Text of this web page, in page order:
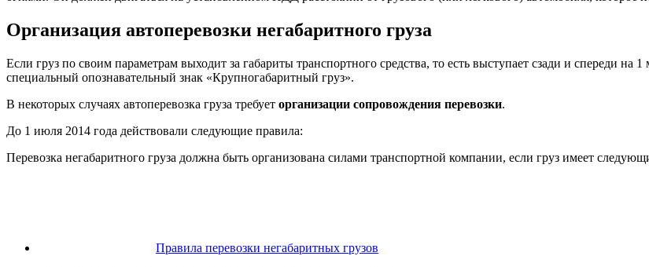
Организация автоперевозки негабаритного груза
Если груз по своим параметрам выходит за габариты транспортного средства, то есть выступает сзади и спереди
специальный опознавательный знак «Крупногабаритный груз».
В некоторых случаях автоперевозка груза требует организации сопровождения перевозки.
До 1 июля 2014 года действовали следующие правила:
Перевозка негабаритного груза должна быть организована силами транспортной компании, если груз имеет
Правила перевозки негабаритных грузов